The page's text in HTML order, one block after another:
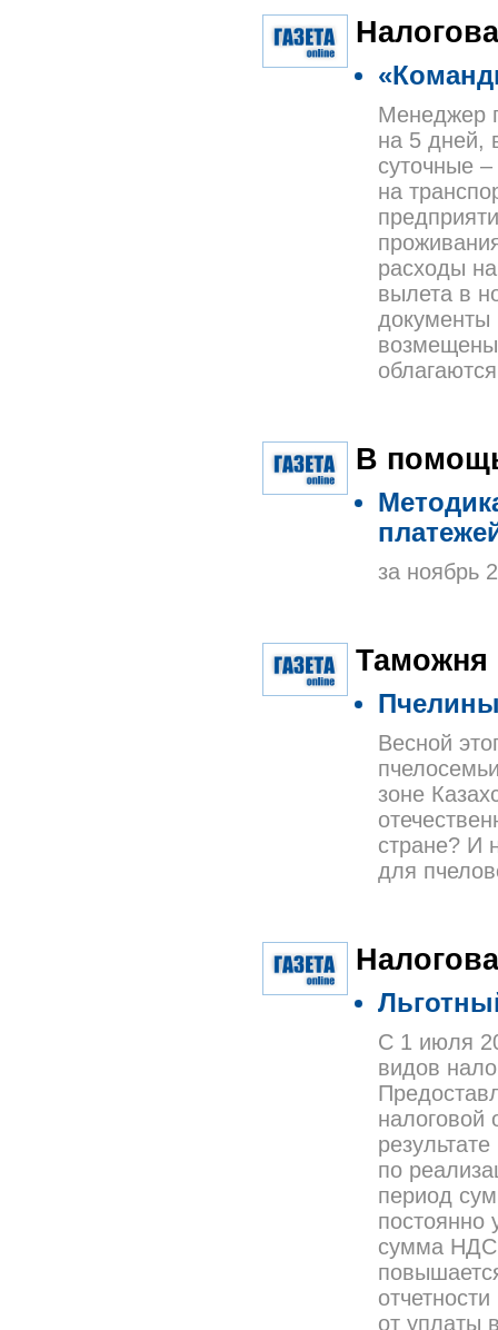
Менеджер
на 5 дней,
суточные
на
расходы
вылета в
документы
возмещены
В
за ноябрь
Таможня
Весной
зоне
стране? И
для
С 1 июля
видов
налоговой
по
период
постоянно
сумма
от уплаты